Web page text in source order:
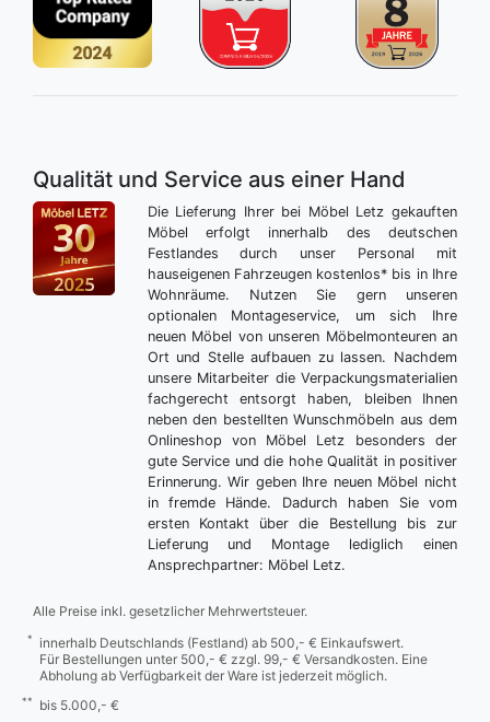
Qualität und Service aus einer Hand
Die Lieferung Ihrer bei Möbel Letz gekauften
Möbel erfolgt innerhalb des deutschen
Festlandes durch unser Personal mit
hauseigenen Fahrzeugen kostenlos* bis in Ihre
Wohnräume. Nutzen Sie gern unseren
optionalen Montageservice, um sich Ihre
neuen Möbel von unseren Möbelmonteuren an
Ort und Stelle aufbauen zu lassen. Nachdem
unsere Mitarbeiter die Verpackungsmaterialien
fachgerecht entsorgt haben, bleiben Ihnen
neben den bestellten Wunschmöbeln aus dem
Onlineshop von Möbel Letz besonders der
gute Service und die hohe Qualität in positiver
Erinnerung. Wir geben Ihre neuen Möbel nicht
in fremde Hände. Dadurch haben Sie vom
ersten Kontakt über die Bestellung bis zur
Lieferung und Montage lediglich einen
Ansprechpartner: Möbel Letz.
Alle Preise inkl. gesetzlicher Mehrwertsteuer.
*
innerhalb Deutschlands (Festland) ab 500,- € Einkaufswert.
Für Bestellungen unter 500,- € zzgl. 99,- € Versandkosten. Eine
Abholung ab Verfügbarkeit der Ware ist jederzeit möglich.
** bis 5.000,- €